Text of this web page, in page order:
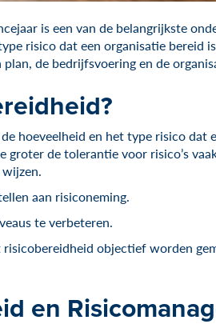
is een van de belangrijkste
risico dat een organisatie
de bedrijfsvoering en de
hoeveelheid en het type risico
groter de tolerantie voor risico’s
aan risiconeming.
te verbeteren.
objectief worden
en